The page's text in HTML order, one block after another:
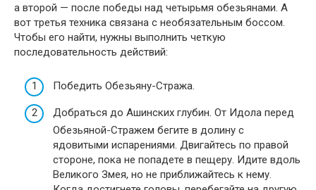
а второй — после победы над четырьмя обезьянами. А
вот третья техника связана с необязательным боссом.
Чтобы его найти, нужны выполнить четкую
последовательность действий:
Победить Обезьяну-Стража.
Добраться до Ашинских глубин. От Идола перед
Обезьяной-Стражем бегите в долину с
ядовитыми испарениями. Двигайтесь по правой
стороне, пока не попадете в пещеру. Идите вдоль
Великого Змея, но не приближайтесь к нему.